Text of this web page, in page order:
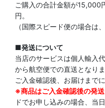
ご購入の合計金額が15,000
円。
（国際スピード便の場合は
■発送について
当店のサービスは個人輸入
から航空便での直送となりま
ご入金確認後、お届けまで
※商品はご入金確認後の発送
ドでお申し込みの場合、当